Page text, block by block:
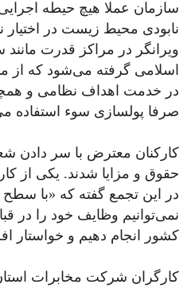
سازمان عملا هیچ حیطه
نابودی محیط زیست در اختیار
ویرانگر در مراکز قدرت مانند
اسلامی گرفته می‌شود که از
در خدمت اهداف نظامی و
صرفا پولسازی سوء استفاده
کارکنان معترض با سر دادن
حقوق و مزایا شدند. یکی از
در این تجمع گفته که «با
نمی‌توانیم وظایف خود را
کشور انجام دهیم و خواستار
کارگران شرکت مخابرات